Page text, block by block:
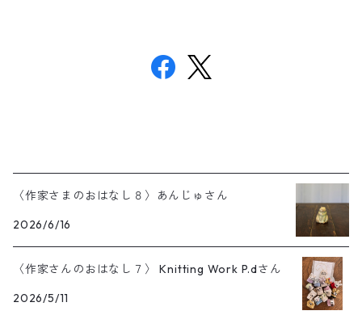
〈作家さまのおはなし８〉あんじゅさん
2026/6/16
〈作家さんのおはなし７〉 Knitting Work P.dさん
2026/5/11